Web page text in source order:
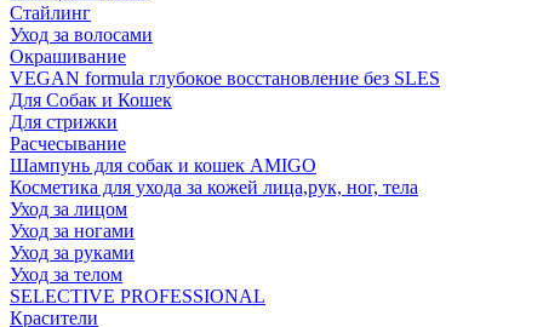
Стайлинг
Уход за волосами
Окрашивание
VEGAN formula глубокое восстановление без SLES
Для Собак и Кошек
Для стрижки
Расчесывание
Шампунь для собак и кошек AMIGO
Косметика для ухода за кожей лица,рук, ног, тела
Уход за лицом
Уход за ногами
Уход за руками
Уход за телом
SELECTIVE PROFESSIONAL
Красители